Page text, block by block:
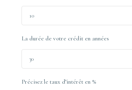
La durée de votre crédit en années
Précisez le taux d’intérêt en %